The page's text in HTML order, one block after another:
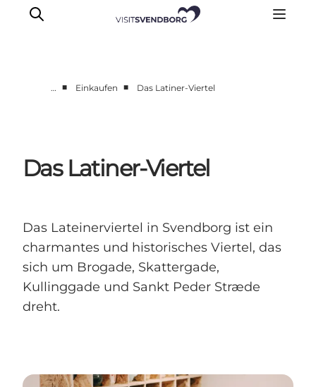
Shopping in Svendborg
Übernachtung
… ■ Einkaufen ■ Das Latiner-Viertel
Das Latiner-Viertel
Das Lateinerviertel in Svendborg ist ein
charmantes und historisches Viertel, das
sich um Brogade, Skattergade,
Kullinggade und Sankt Peder Stræde
dreht.